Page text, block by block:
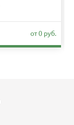
от 0 руб.